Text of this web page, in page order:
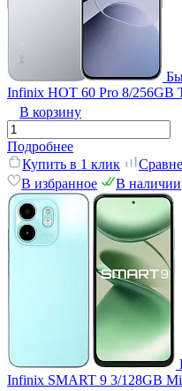
Infinix HOT 60 Pro 8/256GB
В корзину
Подробнее
Купить в 1 клик
В избранное
В наличии
Infinix SMART 9 3/128GB